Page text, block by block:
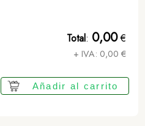
Total: 0,00€
+ IVA: 0,00 €
Añadir al carrito